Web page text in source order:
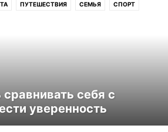
ПУТЕШЕСТВИЯ СЕМЬЯ СПОРТ
себя с
уверенность